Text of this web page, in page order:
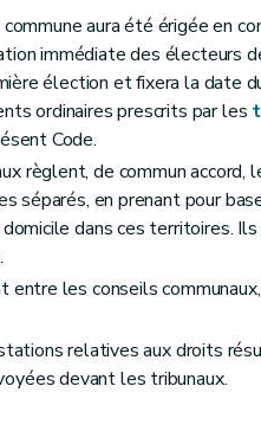
aura été érigée en
immédiate des électeurs
élection et fixera la date
ordinaires prescrits par les
Code.
règlent, de commun
séparés, en prenant pour
dans ces territoires.
entre les conseils
relatives aux droits
devant les tribunaux.